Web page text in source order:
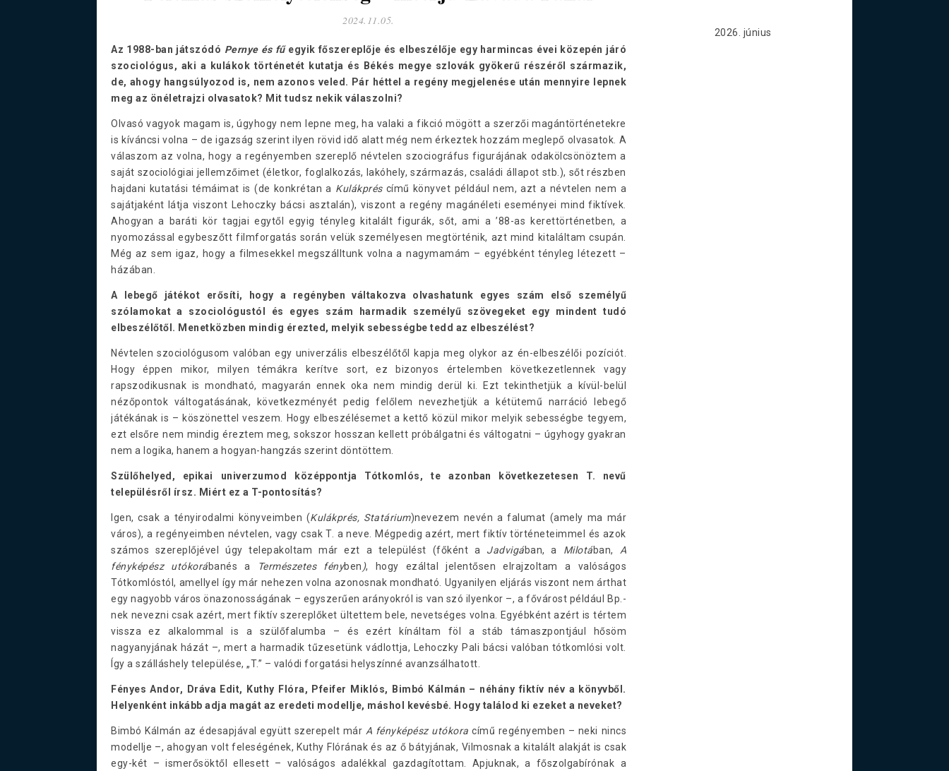
2024.11.05.
Az 1988-ban játszódó Pernye és fűegyik főszereplője és elbeszélője egy harmincas évei közepén járó
szociológus, aki a kulákok történetét kutatja és Békés megye szlovák gyökerű részéről származik,
de, ahogy hangsúlyozod is, nem azonos veled. Pár héttel a regény megjelenése után mennyire lepnek
meg az önéletrajzi olvasatok? Mit tudsz nekik válaszolni?
Olvasó vagyok magam is, úgyhogy nem lepne meg, ha valaki a fikció mögött a szerzői magántörténetekre
is kíváncsi volna – de igazság szerint ilyen rövid idő alatt még nem érkeztek hozzám meglepő olvasatok. A
válaszom az volna, hogy a regényemben szereplő névtelen szociográfus figurájának odakölcsönöztem a
saját szociológiai jellemzőimet (életkor, foglalkozás, lakóhely, származás, családi állapot stb.), sőt részben
hajdani kutatási témáimat is (de konkrétan a Kulákpréscímű könyvet például nem, azt a névtelen nem a
sajátjaként látja viszont Lehoczky bácsi asztalán), viszont a regény magánéleti eseményei mind fiktívek.
Ahogyan a baráti kör tagjai egytől egyig tényleg kitalált figurák, sőt, ami a ’88-as kerettörténetben, a
nyomozással egybeszőtt filmforgatás során velük személyesen megtörténik, azt mind kitaláltam csupán.
Még az sem igaz, hogy a filmesekkel megszálltunk volna a nagymamám – egyébként tényleg létezett –
házában.
A lebegő játékot erősíti, hogy a regényben váltakozva olvashatunk egyes szám első személyű
szólamokat a szociológustól és egyes szám harmadik személyű szövegeket egy mindent tudó
elbeszélőtől. Menetközben mindig érezted, melyik sebességbe tedd az elbeszélést?
Névtelen szociológusom valóban egy univerzális elbeszélőtől kapja meg olykor az én-elbeszélői pozíciót.
Hogy éppen mikor, milyen témákra kerítve sort, ez bizonyos értelemben következetlennek vagy
rapszodikusnak is mondható, magyarán ennek oka nem mindig derül ki. Ezt tekinthetjük a kívül-belül
nézőpontok váltogatásának, következményét pedig felőlem nevezhetjük a kétütemű narráció lebegő
játékának is – köszönettel veszem. Hogy elbeszélésemet a kettő közül mikor melyik sebességbe tegyem,
ezt elsőre nem mindig éreztem meg, sokszor hosszan kellett próbálgatni és váltogatni – úgyhogy gyakran
nem a logika, hanem a hogyan-hangzás szerint döntöttem.
Szülőhelyed, epikai univerzumod középpontja Tótkomlós, te azonban következetesen T. nevű
településről írsz. Miért ez a T-pontosítás?
Igen, csak a tényirodalmi könyveimben (Kulákprés, Statárium)nevezem nevén a falumat (amely ma már
város), a regényeimben névtelen, vagy csak T. a neve. Mégpedig azért, mert fiktív történeteimmel és azok
számos szereplőjével úgy telepakoltam már ezt a települést (főként a Jadvigában, a Milotában, A
fényképész utókorábanés a Természetes fényben ), hogy ezáltal jelentősen elrajzoltam a valóságos
Tótkomlóstól, amellyel így már nehezen volna azonosnak mondható. Ugyanilyen eljárás viszont nem árthat
egy nagyobb város önazonosságának – egyszerűen arányokról is van szó ilyenkor –, a fővárost például Bp.-
nek nevezni csak azért, mert fiktív szereplőket ültettem bele, nevetséges volna. Egyébként azért is tértem
vissza ez alkalommal is a szülőfalumba – és ezért kínáltam föl a stáb támaszpontjául hősöm
nagyanyjának házát –, mert a harmadik tűzesetünk vádlottja, Lehoczky Pali bácsi valóban tótkomlósi volt.
Így a szálláshely települése, „T.” – valódi forgatási helyszínné avanzsálhatott.
Fényes Andor, Dráva Edit, Kuthy Flóra, Pfeifer Miklós, Bimbó Kálmán – néhány fiktív név a könyvből.
Helyenként inkább adja magát az eredeti modellje, máshol kevésbé. Hogy találod ki ezeket a neveket?
Bimbó Kálmán az édesapjával együtt szerepelt már A fényképész utókoracímű regényemben – neki nincs
modellje –, ahogyan volt feleségének, Kuthy Flórának és az ő bátyjának, Vilmosnak a kitalált alakját is csak
egy-két – ismerősöktől ellesett – valóságos adalékkal gazdagítottam. Apjuknak, a főszolgabírónak a
2026. június